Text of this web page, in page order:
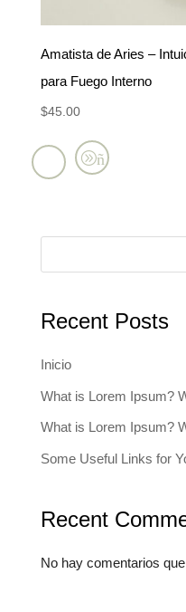
Amatista de Aries –
para Fuego Interno
$45.00
Añadir
Recent Posts
Inicio
What is Lorem Ipsum?
What is Lorem Ipsum?
Some Useful Links for
Recent
No hay comentarios